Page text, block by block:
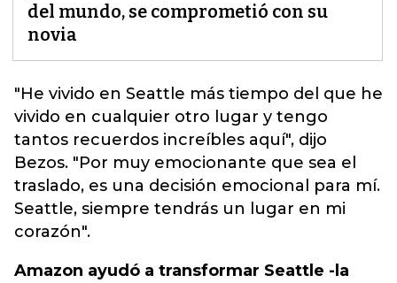
del mundo, se comprometió con su
novia
"He vivido en Seattle más tiempo del que he
vivido en cualquier otro lugar y tengo
tantos recuerdos increíbles aquí", dijo
Bezos. "Por muy emocionante que sea el
traslado, es una decisión emocional para mí.
Seattle, siempre tendrás un lugar en mi
corazón".
Amazon ayudó a transformar Seattle -la